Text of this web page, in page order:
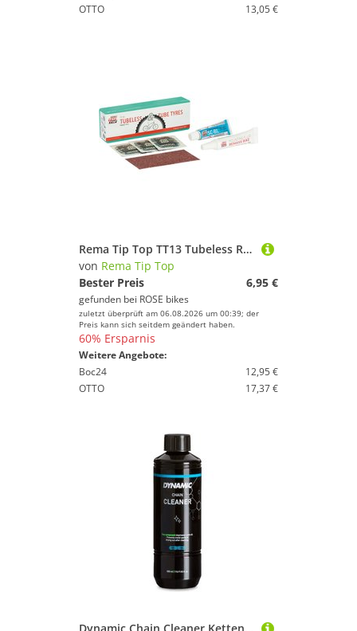
OTTO
13,05 €
Rema Tip Top TT13 Tubeless Reparatur-Set für Schlauchlos-Reifen
von Rema Tip Top
Bester Preis
6,95 €
gefunden bei ROSE bikes
zuletzt überprüft am 06.08.2026 um 00:39; der
Preis kann sich seitdem geändert haben.
60% Ersparnis
Weitere Angebote:
Boc24
12,95 €
OTTO
17,37 €